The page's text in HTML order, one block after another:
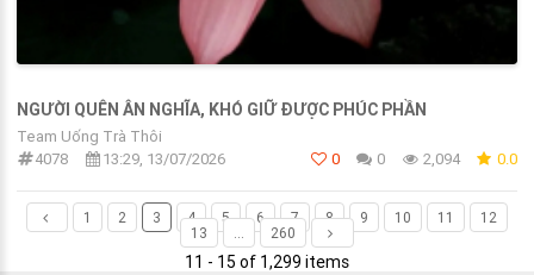
NGƯỜI QUÊN ÂN NGHĨA, KHÓ GIỮ ĐƯỢC PHÚC PHẦN
Team Uống Trà Thôi
4078
13:29, 13/07/2026 0 0 2,094 0.0
1 2 3 4 5 6 7 8 9 10 11
12
13
260
11 - 15 of 1,299 items